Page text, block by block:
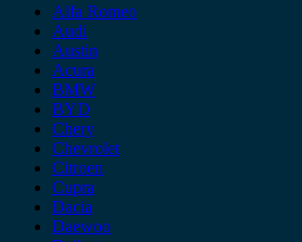
Alfa Romeo
Audi
Austin
Acura
BMW
BYD
Chery
Chevrolet
Citroen
Cupra
Dacia
Daewoo